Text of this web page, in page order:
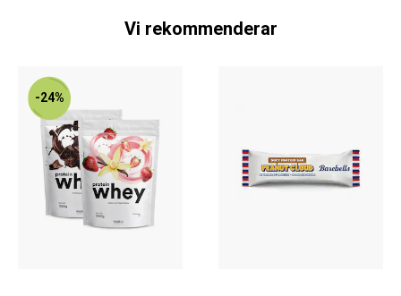
Vi rekommenderar
-24%